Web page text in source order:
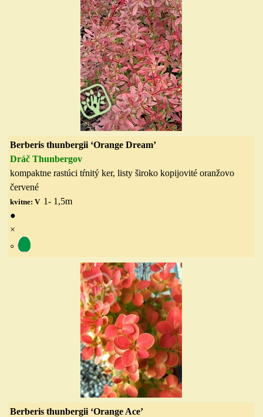
Berberis thunbergii ‘Orange Dream’
Dráč Thunbergov
kompaktne rastúci tŕnitý ker, listy široko kopijovité oranžovo
červené
kvitne: V 1- 1,5m
●
×
◦
Berberis thunbergii ‘Orange Ace’